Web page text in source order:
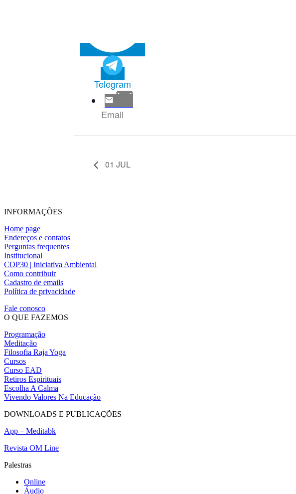
Telegram
Email
01 JUL
INFORMAÇÕES
Home page
Endereços e contatos
Perguntas frequentes
Institucional
COP30 | Iniciativa Ambiental
Como contribuir
Cadastro de emails
Política de privacidade
Fale conosco
O QUE FAZEMOS
Programação
Meditação
Filosofia Raja Yoga
Cursos
Curso EAD
Retiros Espirituais
Escolha A Calma
Vivendo Valores Na Educação
DOWNLOADS E PUBLICAÇÕES
App – Meditabk
Revista OM Line
Palestras
Online
Áudio